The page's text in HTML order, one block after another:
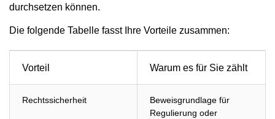
durchsetzen können.
Die folgende Tabelle fasst Ihre Vorteile zusammen:
Vorteil Warum es für Sie zählt
Rechtssicherheit
Beweisgrundlage für
Regulierung oder